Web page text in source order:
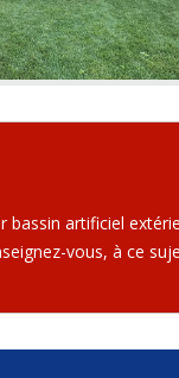
artificiel
vous, à ce